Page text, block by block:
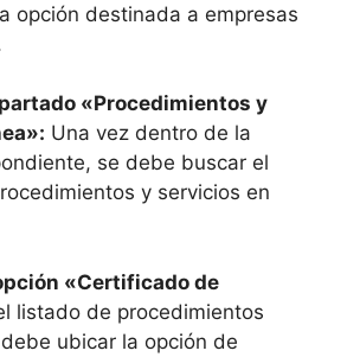
opción destinada a empresas
«Procedimientos y
: Una vez dentro de la
se debe buscar el
y servicios en
«Certificado de
listado de procedimientos
ubicar la opción de